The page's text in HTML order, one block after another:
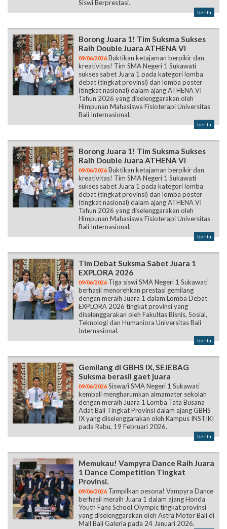
Siswi Berprestasi.
berita
Borong Juara 1! Tim Suksma Sukses
Raih Double Juara ATHENA VI
09/06/2026 Buktikan ketajaman berpikir dan
kreativitas! Tim SMA Negeri 1 Sukawati
sukses sabet Juara 1 pada kategori lomba
debat (tingkat provinsi) dan lomba poster
(tingkat nasional) dalam ajang ATHENA VI
Tahun 2026 yang diselenggarakan oleh
Himpunan Mahasiswa Fisioterapi Universitas
Bali Internasional.
berita
Borong Juara 1! Tim Suksma Sukses
Raih Double Juara ATHENA VI
09/06/2026 Buktikan ketajaman berpikir dan
kreativitas! Tim SMA Negeri 1 Sukawati
sukses sabet Juara 1 pada kategori lomba
debat (tingkat provinsi) dan lomba poster
(tingkat nasional) dalam ajang ATHENA VI
Tahun 2026 yang diselenggarakan oleh
Himpunan Mahasiswa Fisioterapi Universitas
Bali Internasional.
berita
Tim Debat Suksma Sabet Juara 1
EXPLORA 2026
09/06/2026 Tiga siswi SMA Negeri 1 Sukawati
berhasil menorehkan prestasi gemilang
dengan meraih Juara 1 dalam Lomba Debat
EXPLORA 2026 tingkat provinsi yang
diselenggarakan oleh Fakultas Bisnis, Sosial,
Teknologi dan Humaniora Universitas Bali
Internasional.
berita
Gemilang di GBHS IX, SEJEBAG
Suksma berasil gaet juara
09/06/2026 Siswa/i SMA Negeri 1 Sukawati
kembali mengharumkan almamater sekolah
dengan meraih Juara 1 Lomba Tata Busana
Adat Bali Tingkat Provinsi dalam ajang GBHS
IX yang diselenggarakan oleh Kampus INSTIKI
pada Rabu, 19 Februari 2026.
berita
Memukau! Vampyra Dance Raih Juara
1 Dance Competition Tingkat
Provinsi.
09/06/2026 Tampilkan pesona! Vampyra Dance
berhasil meraih Juara 1 dalam ajang Honda
Youth Fans School Olympic tingkat provinsi
yang diselenggarakan oleh Astra Motor Bali di
Mall Bali Galeria pada 24 Januari 2026.